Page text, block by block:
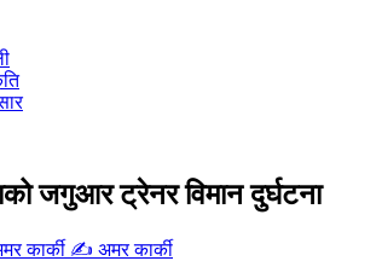
जगुआर ट्रेनर विमान दुर्घटना
✍ अमर कार्की